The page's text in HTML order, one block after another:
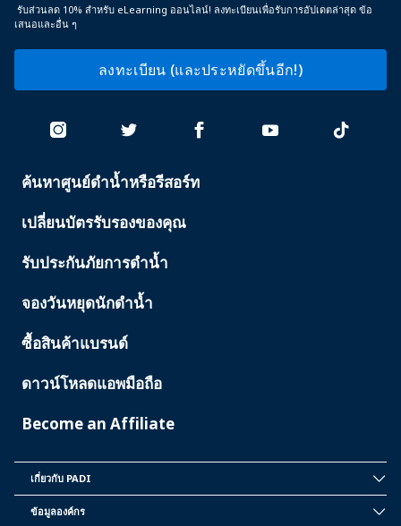
รับส่วนลด 10% สำหรับ eLearning ออนไลน์! ลงทะเบียนเพื่อรับการอัปเดตล่าสุด ข้อ
เสนอและอื่น ๆ
ลงทะเบียน (และประหยัดขึ้นอีก!)
PADI
ค้นหาศูนย์ดำน้ำหรือรีสอร์ท
เปลี่ยนบัตรรับรองของคุณ
รับประกันภัยการดำน้ำ
จองวันหยุดนักดำน้ำ
ซื้อสินค้าแบรนด์
ดาวน์โหลดแอพมือถือ
Become an Affiliate
PADI
เกี่ยวกับ PADI
ข้อมูลองค์กร